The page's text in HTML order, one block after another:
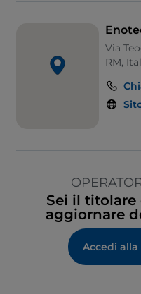
Via
RM,
Sei il
aggiornare
Accedi